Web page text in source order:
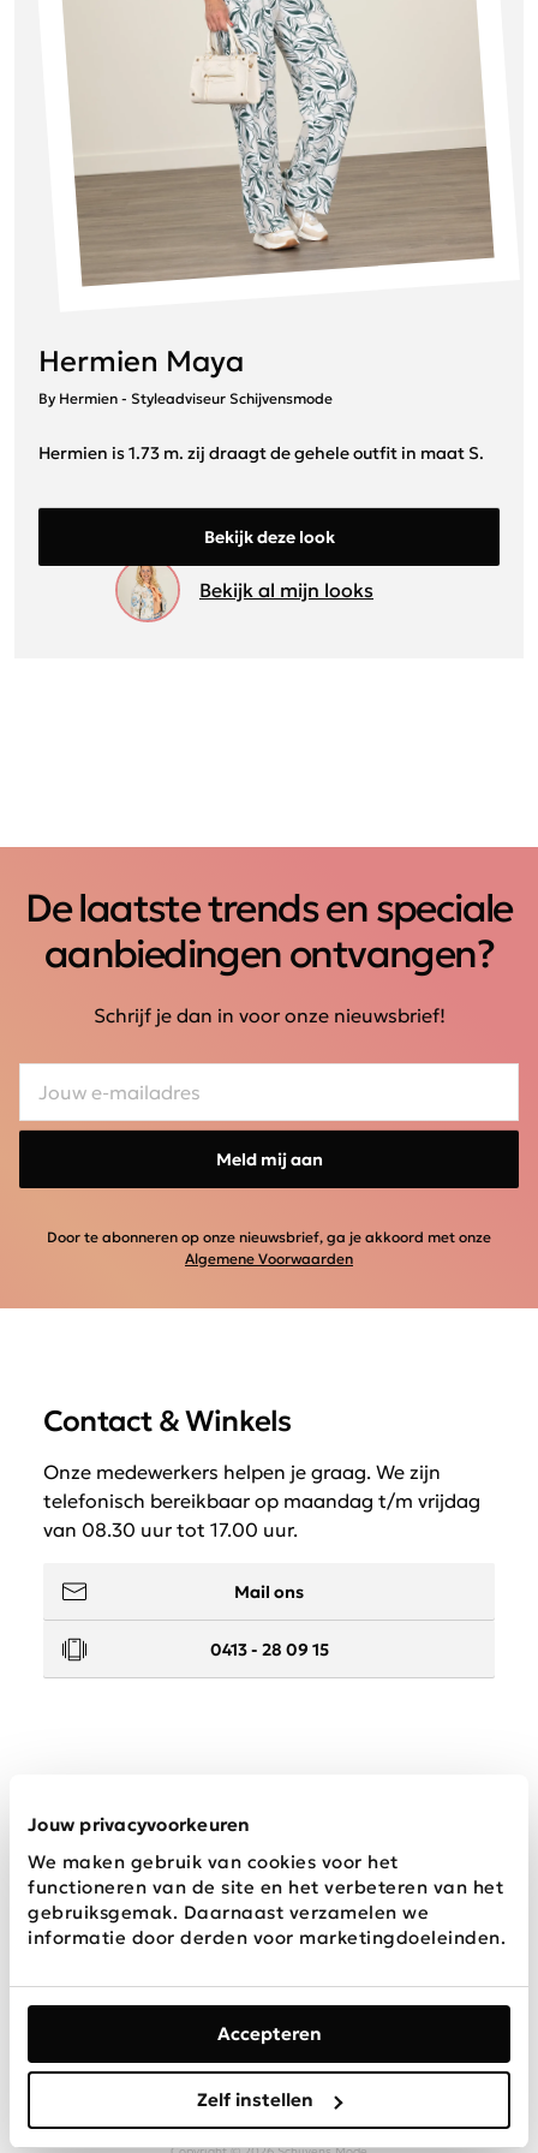
Jouw privacyvoorkeuren
We maken gebruik van cookies voor het
functioneren van de site en het verbeteren van het
gebruiksgemak. Daarnaast verzamelen we
informatie door derden voor marketingdoeleinden.
Accepteren
Zelf instellen
Hermien Maya
By Hermien - Styleadviseur Schijvensmode
Hermien is 1.73 m. zij draagt de gehele outfit in maat S.
Bekijk deze look
Bekijk al mijn looks
De laatste trends en speciale
aanbiedingen ontvangen?
Schrijf je dan in voor onze nieuwsbrief!
Meld mij aan
Door te abonneren op onze nieuwsbrief, ga je akkoord met onze
Algemene Voorwaarden
Contact & Winkels
Onze medewerkers helpen je graag. We zijn
telefonisch bereikbaar op maandag t/m vrijdag
van 08.30 uur tot 17.00 uur.
Mail ons
0413 - 28 09 15
Wij zijn Schijvens mode
Algemene
Privacy &
Cookies
Disclaimer